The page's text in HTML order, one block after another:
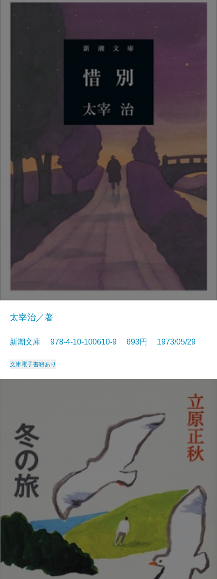
太宰治／著
新潮文庫 978-4-10-100610-9 693円 1973/05/29
文庫電子書籍あり